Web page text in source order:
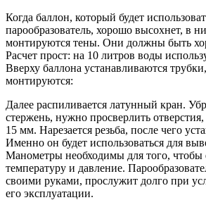
Когда баллон, который будет
парообразователь, хорошо высохнет, в
монтируются тены. Они должны быть
Расчет прост: на 10 литров воды
Вверху баллона устанавливаются
монтируются:
Далее распиливается латунный кран.
стержень, нужно просверлить
15 мм. Нарезается резьба, после чего
Именно он будет использоваться для
Манометры необходимы для того, чтобы
температуру и давление.
своими руками, прослужит долго при
его эксплуатации.